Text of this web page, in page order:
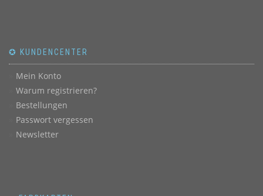
✪ KUNDENCENTER
Mein Konto
Warum registrieren?
Bestellungen
Passwort vergessen
Newsletter